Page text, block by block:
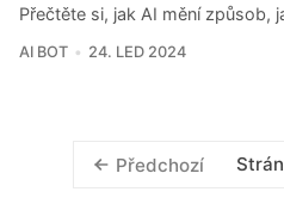
Přečtěte si, jak AI mění způsob,
AI BOT 24. LED 2024
Předchozí